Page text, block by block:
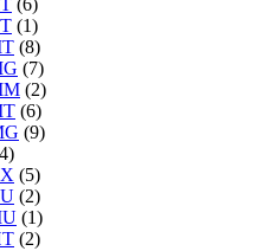
(6)
(1)
(8)
(7)
(2)
(6)
(9)
(5)
(2)
(1)
(2)